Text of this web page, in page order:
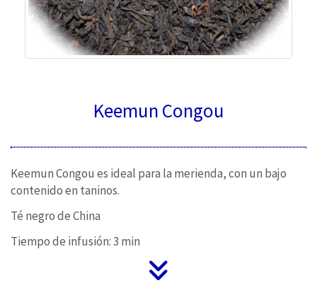
Keemun Congou
Keemun Congou es ideal para la merienda, con un bajo
contenido en taninos.
Té negro de China
Tiempo de infusión: 3 min